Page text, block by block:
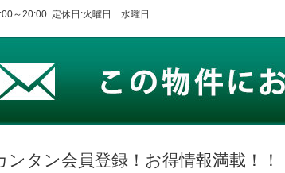
～20:00 定休日:火曜日 水曜日
ンタン会員登録！お得情報満載！！